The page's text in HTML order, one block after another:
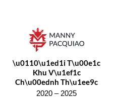
\u0110\u1ed1i T\u00e1c
Khu V\u1ef1c
Ch\u00ednh Th\u1ee9c
2020 – 2025